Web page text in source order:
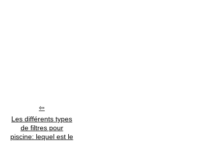
Les différents types
de filtres pour
piscine: lequel est le